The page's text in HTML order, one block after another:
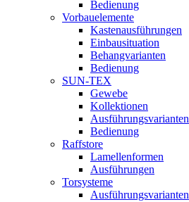
Bedienung
Vorbauelemente
Kastenausführungen
Einbausituation
Behangvarianten
Bedienung
SUN-TEX
Gewebe
Kollektionen
Ausführungsvarianten
Bedienung
Raffstore
Lamellenformen
Ausführungen
Torsysteme
Ausführungsvarianten